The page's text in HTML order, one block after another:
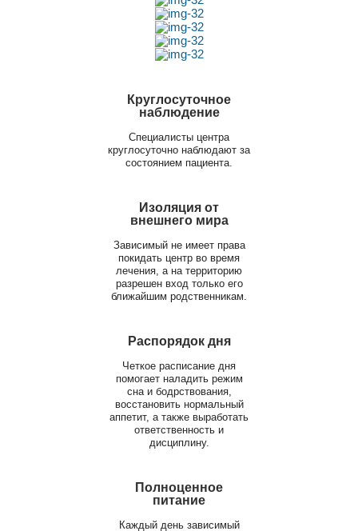
Круглосуточное
наблюдение
Специалисты центра
круглосуточно наблюдают за
состоянием пациента.
Изоляция от
внешнего мира
Зависимый не имеет права
покидать центр во время
лечения, а на территорию
разрешен вход только его
ближайшим родственникам.
Распорядок дня
Четкое расписание дня
помогает наладить режим
сна и бодрствования,
восстановить нормальный
аппетит, а также выработать
ответственность и
дисциплину.
Полноценное
питание
Каждый день зависимый